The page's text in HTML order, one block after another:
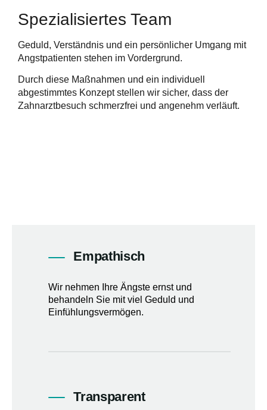
Spezialisiertes Team
Geduld, Verständnis und ein persönlicher Umgang mit
Angstpatienten stehen im Vordergrund.
Durch diese Maßnahmen und ein individuell
abgestimmtes Konzept stellen wir sicher, dass der
Zahnarztbesuch schmerzfrei und angenehm verläuft.
Empathisch
Wir nehmen Ihre Ängste ernst und
behandeln Sie mit viel Geduld und
Einfühlungsvermögen.
Transparent